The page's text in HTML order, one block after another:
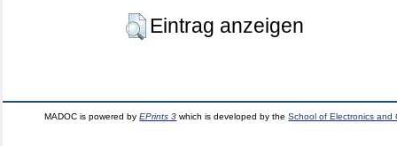
Eintrag anzeigen
MADOC is powered byEPrints 3 which is developed by theSchool of Electronics and